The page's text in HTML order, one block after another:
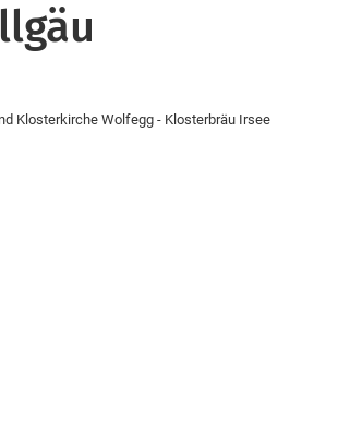
Klosterkirche Wolfegg - Klosterbräu Irsee